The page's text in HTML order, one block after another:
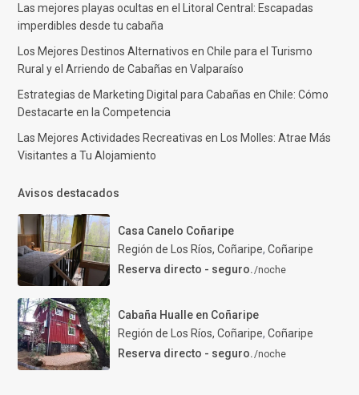
Las mejores playas ocultas en el Litoral Central: Escapadas
imperdibles desde tu cabaña
Los Mejores Destinos Alternativos en Chile para el Turismo
Rural y el Arriendo de Cabañas en Valparaíso
Estrategias de Marketing Digital para Cabañas en Chile: Cómo
Destacarte en la Competencia
Las Mejores Actividades Recreativas en Los Molles: Atrae Más
Visitantes a Tu Alojamiento
Avisos destacados
Casa Canelo Coñaripe
Región de Los Ríos, Coñaripe, Coñaripe
Reserva directo - seguro./noche
Cabaña Hualle en Coñaripe
Región de Los Ríos, Coñaripe, Coñaripe
Reserva directo - seguro./noche